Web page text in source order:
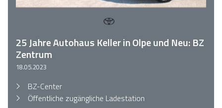
25 Jahre Autohaus Keller in Olpe und Neu: BZ
Zentrum
18.05.2023
BZ-Center
Öffentliche zugängliche Ladestation